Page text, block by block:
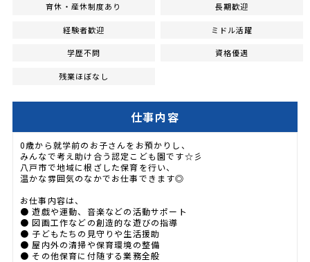
育休・産休制度あり 長期歓迎
経験者歓迎 ミドル活躍
学歴不問 資格優遇
残業ほぼなし
仕事内容
0歳から就学前のお子さんをお預かりし、
みんなで考え助け合う認定こども園です☆彡
八戸市で地域に根ざした保育を行い、
温かな雰囲気のなかでお仕事できます◎
お仕事内容は、
● 遊戯や運動、音楽などの活動サポート
● 図画工作などの創造的な遊びの指導
● 子どもたちの見守りや生活援助
● 屋内外の清掃や保育環境の整備
● その他保育に付随する業務全般